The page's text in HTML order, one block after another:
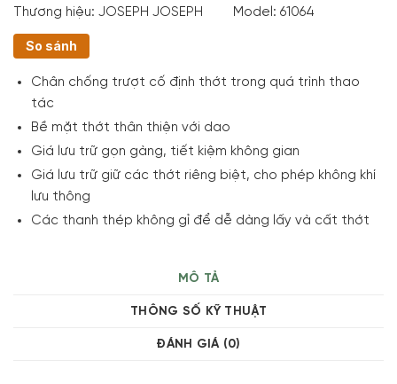
Thương hiệu: JOSEPH JOSEPH Model: 61064
So sánh
Chân chống trượt cố định thớt trong quá trình thao
tác
Bề mặt thớt thân thiện với dao
Giá lưu trữ gọn gàng, tiết kiệm không gian
Giá lưu trữ giữ các thớt riêng biệt, cho phép không khí
lưu thông
Các thanh thép không gỉ để dễ dàng lấy và cất thớt
MÔ TẢ
THÔNG SỐ KỸ THUẬT
ĐÁNH GIÁ (0)